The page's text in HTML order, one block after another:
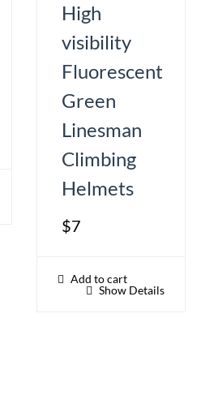
High
visibility
Fluorescent
Green
Linesman
Climbing
Helmets
$7
Add to cart
Show Details